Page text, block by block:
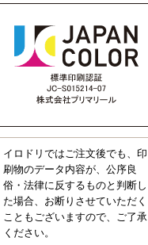
イロドリではご注文後でも、印
刷物のデータ内容が、公序良
俗・法律に反するものと判断し
た場合、お断りさせていただく
こともございますので、ご了承
ください。